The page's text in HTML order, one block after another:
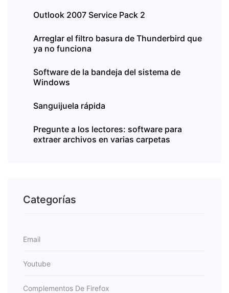
Outlook 2007 Service Pack 2
Arreglar el filtro basura de Thunderbird que
ya no funciona
Software de la bandeja del sistema de
Windows
Sanguijuela rápida
Pregunte a los lectores: software para
extraer archivos en varias carpetas
Categorías
Email
Youtube
Complementos De Firefox